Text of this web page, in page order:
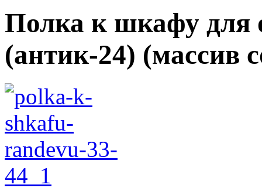
Полка к шкафу для
(антик-24) (массив